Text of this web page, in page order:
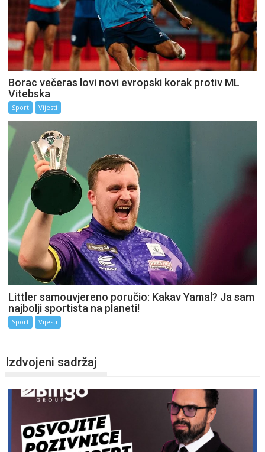
Borac večeras lovi novi evropski korak protiv ML
Vitebska
Sport Vijesti
Littler samouvjereno poručio: Kakav Yamal? Ja sam
najbolji sportista na planeti!
Sport Vijesti
Izdvojeni sadržaj